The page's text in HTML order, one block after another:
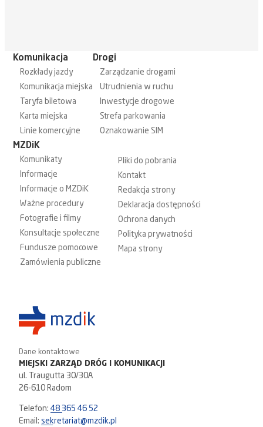
Komunikacja
Rozkłady jazdy
Komunikacja miejska
Taryfa biletowa
Karta miejska
Linie komercyjne
Drogi
Zarządzanie drogami
Utrudnienia w ruchu
Inwestycje drogowe
Strefa parkowania
Oznakowanie SIM
MZDiK
Komunikaty
Informacje
Informacje o MZDiK
Ważne procedury
Fotografie i filmy
Konsultacje społeczne
Fundusze pomocowe
Zamówienia publiczne
Pliki do pobrania
Kontakt
Redakcja strony
Deklaracja dostępności
Ochrona danych
Polityka prywatności
Mapa strony
Dane kontaktowe
MIEJSKI ZARZĄD DRÓG I KOMUNIKACJI
ul. Traugutta 30/30A
26-610 Radom
Telefon:48 365 46 52
Email:sekretariat@mzdik.pl